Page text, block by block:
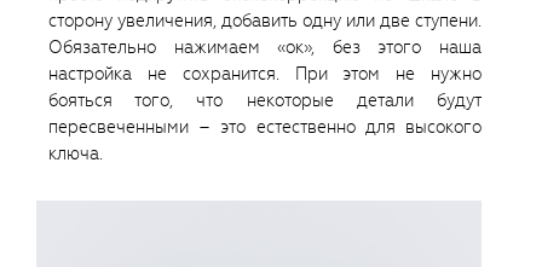
сторону увеличения, добавить одну или две ступени.
Обязательно нажимаем «ок», без этого наша
настройка не сохранится. При этом не нужно
бояться того, что некоторые детали будут
пересвеченными – это естественно для высокого
ключа.